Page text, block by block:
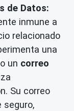
de Datos:
inmune a
relacionado
una
un correo
Su correo
seguro,